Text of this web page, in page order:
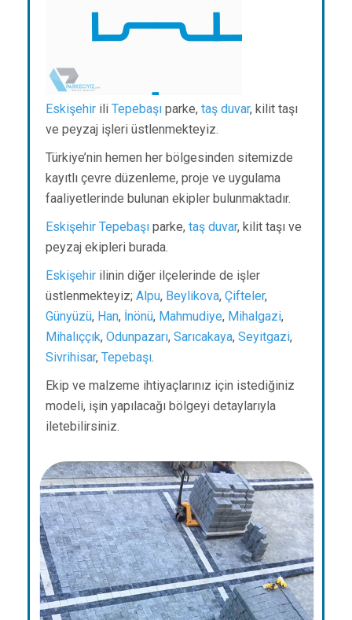
Eskişehir ili Tepebaşı parke, taş duvar, kilit taşı
ve peyzaj işleri üstlenmekteyiz.
Türkiye’nin hemen her bölgesinden sitemizde
kayıtlı çevre düzenleme, proje ve uygulama
faaliyetlerinde bulunan ekipler bulunmaktadır.
Eskişehir Tepebaşı parke, taş duvar, kilit taşı ve
peyzaj ekipleri burada.
Eskişehir ilinin diğer ilçelerinde de işler
üstlenmekteyiz; Alpu, Beylikova, Çifteler,
Günyüzü, Han, İnönü, Mahmudiye, Mihalgazi,
Mihalıççık, Odunpazarı, Sarıcakaya, Seyitgazi,
Sivrihisar, Tepebaşı.
Ekip ve malzeme ihtiyaçlarınız için istediğiniz
modeli, işin yapılacağı bölgeyi detaylarıyla
iletebilirsiniz.